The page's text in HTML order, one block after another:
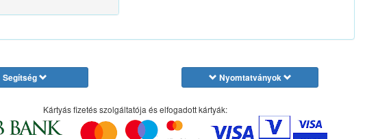
Segítség Nyomtatványok
Kártyás fizetés szolgáltatója és elfogadott kártyák: